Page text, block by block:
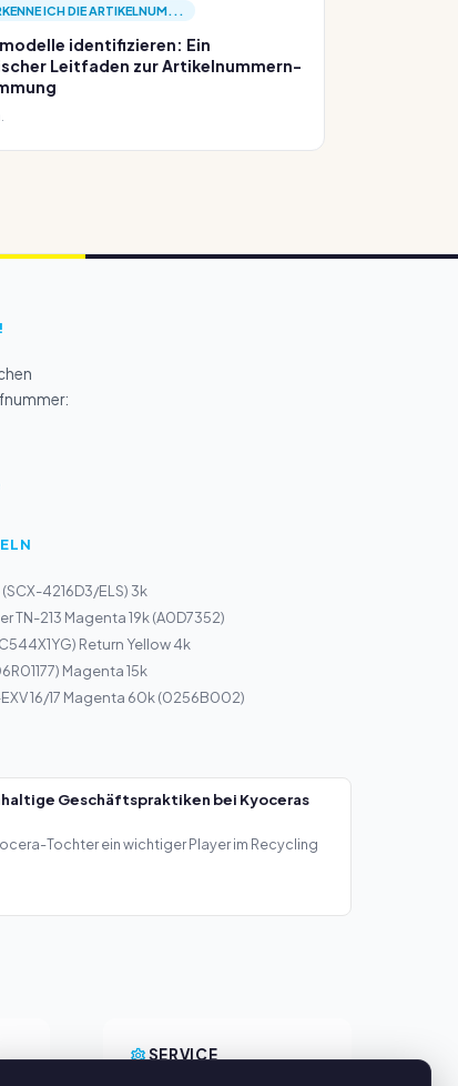
ICH DIE ARTIKELNUM...
identifizieren: Ein
Leitfaden zur Artikelnummern-
4216D3/ELS) 3k
TN-213 Magenta 19k (A0D7352)
Return Yellow 4k
Magenta 15k
16/17 Magenta 60k (0256B002)
Geschäftspraktiken bei Kyoceras
Tochter ein wichtiger Player im Recycling
SERVICE